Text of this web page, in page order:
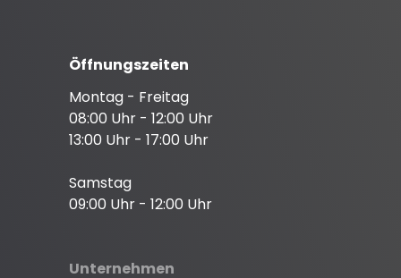
Öffnungszeiten
Montag - Freitag
08:00 Uhr - 12:00 Uhr
13:00 Uhr - 17:00 Uhr
Samstag
09:00 Uhr - 12:00 Uhr
Unternehmen